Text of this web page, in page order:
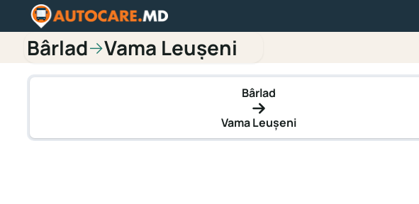
Bârlad→Vama Leușeni
Bârlad
Vama Leușeni